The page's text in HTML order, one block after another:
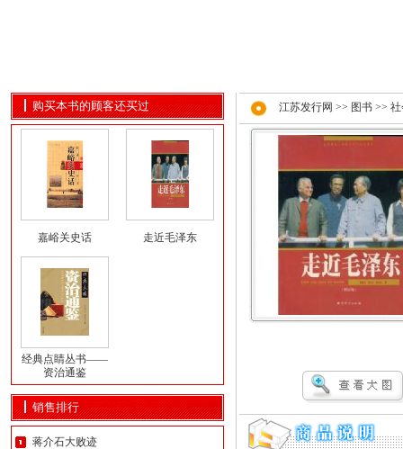
购买本书的顾客还买过
嘉峪关史话 走近毛泽东
经典点睛丛书——
资治通鉴
销售排行
蒋介石大败迹
江苏发行网 >> 图书 >>